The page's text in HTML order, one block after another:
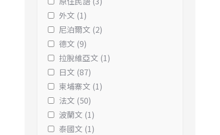
外文 (1)
尼泊爾文 (2)
德文 (9)
拉脫維亞文 (1)
日文 (87)
柬埔寨文 (1)
法文 (50)
波蘭文 (1)
泰國文 (1)